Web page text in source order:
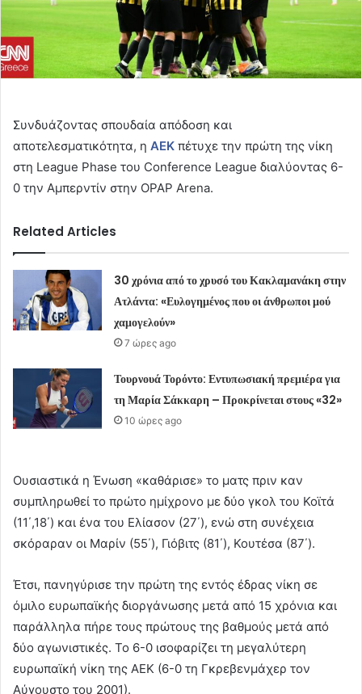
Συνδυάζοντας σπουδαία απόδοση και
αποτελεσματικότητα, η ΑΕΚ πέτυχε την πρώτη της νίκη
στη League Phase του Conference League διαλύοντας 6-
0 την Αμπερντίν στην OPAP Arena.
Related Articles
30 χρόνια από το χρυσό του Κακλαμανάκη στην
Ατλάντα: «Ευλογημένος που οι άνθρωποι μού
χαμογελούν»
7 ώρες ago
Τουρνουά Τορόντο: Εντυπωσιακή πρεμιέρα για
τη Μαρία Σάκκαρη – Προκρίνεται στους «32»
10 ώρες ago
Ουσιαστικά η Ένωση «καθάρισε» το ματς πριν καν
συμπληρωθεί το πρώτο ημίχρονο με δύο γκολ του Κοϊτά
(11΄,18΄) και ένα του Ελίασον (27΄), ενώ στη συνέχεια
σκόραραν οι Μαρίν (55΄), Γιόβιτς (81΄), Κουτέσα (87΄).
Έτσι, πανηγύρισε την πρώτη της εντός έδρας νίκη σε
όμιλο ευρωπαϊκής διοργάνωσης μετά από 15 χρόνια και
παράλληλα πήρε τους πρώτους της βαθμούς μετά από
δύο αγωνιστικές. Το 6-0 ισοφαρίζει τη μεγαλύτερη
ευρωπαϊκή νίκη της ΑΕΚ (6-0 τη Γκρεβενμάχερ τον
Αύγουστο του 2001).